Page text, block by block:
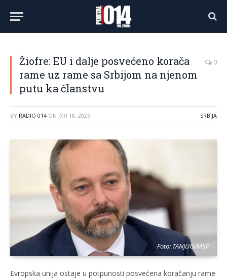
Žiofre: EU i dalje posvećeno korača
rame uz rame sa Srbijom na njenom
putu ka članstvu
0
BY RADIO 014 ON ЈУЛ 18, 2025 SRBIJA
Foto: TANJUG/MSP
Evropska unija ostaje u potpunosti posvećena koračanju rame